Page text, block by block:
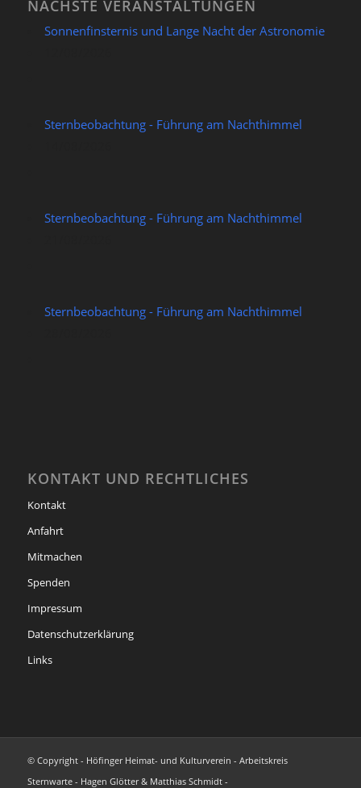
NÄCHSTE VERANSTALTUNGEN
Sonnenfinsternis und Lange Nacht der Astronomie
Sternbeobachtung - Führung am Nachthimmel
Sternbeobachtung - Führung am Nachthimmel
Sternbeobachtung - Führung am Nachthimmel
KONTAKT UND RECHTLICHES
Kontakt
Anfahrt
Mitmachen
Spenden
Impressum
Datenschutzerklärung
Links
© Copyright - Höfinger Heimat- und Kulturverein - Arbeitskreis
Sternwarte - Hagen Glötter & Matthias Schmidt -